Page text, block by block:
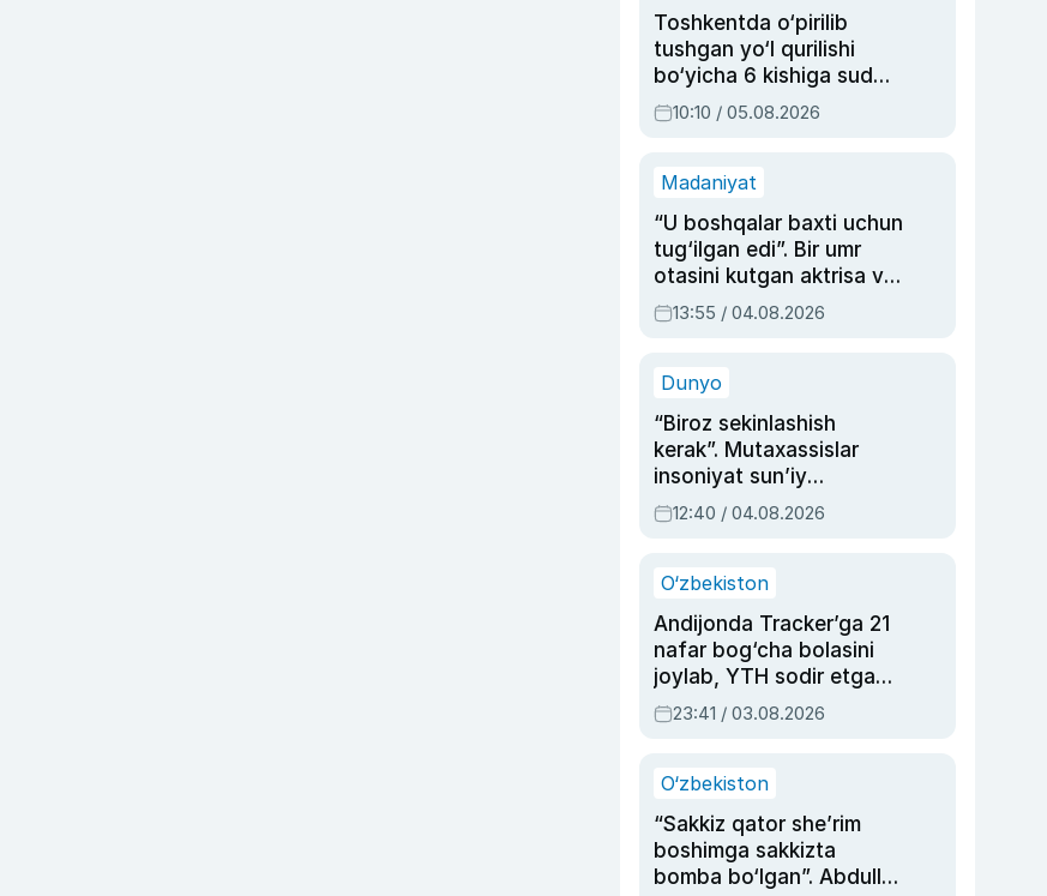
Toshkentda o‘pirilib
tushgan yo‘l qurilishi
bo‘yicha 6 kishiga sud
hukmi o‘qildi
10:10 / 05.08.2026
Madaniyat
“U boshqalar baxti uchun
tug‘ilgan edi”. Bir umr
otasini kutgan aktrisa va
dublyaj ustasi Rimma
Ahmedovaning
13:55 / 04.08.2026
Dunyo
“Biroz sekinlashish
kerak”. Mutaxassislar
insoniyat sun’iy
intellektni boshqara
olmay qolishidan xavotir
12:40 / 04.08.2026
O‘zbekiston
Andijonda Tracker’ga 21
nafar bog‘cha bolasini
joylab, YTH sodir etgan
ayolga sud hukmi o‘qildi
23:41 / 03.08.2026
O‘zbekiston
“Sakkiz qator she’rim
boshimga sakkizta
bomba bo‘lgan”. Abdulla